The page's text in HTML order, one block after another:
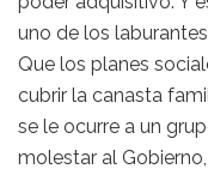
uno de los
Que los planes
cubrir la canasta
se le ocurre a un
molestar al